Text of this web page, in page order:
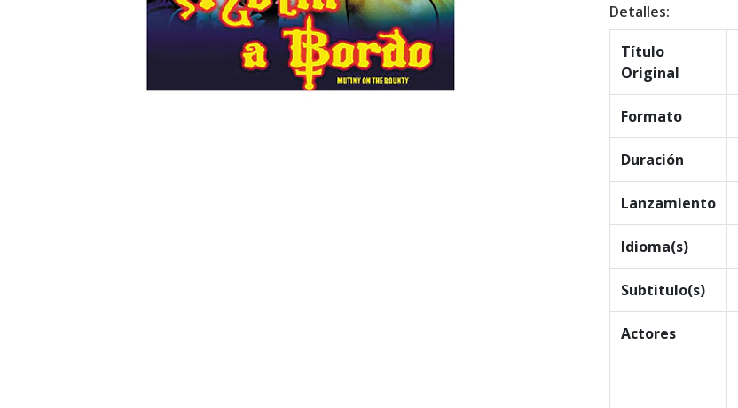
Detalles:
Título
Original
Formato
Duración
Lanzamiento
Idioma(s)
Subtitulo(s)
Actores